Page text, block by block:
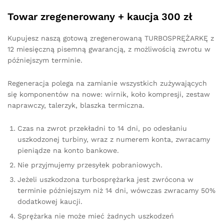
Towar zregenerowany + kaucja 300 zł
Kupujesz naszą gotową zregenerowaną TURBOSPRĘŻARKĘ z
12 miesięczną pisemną gwarancją, z możliwością zwrotu w
późniejszym terminie.
Regeneracja polega na zamianie wszystkich zużywających
się komponentów na nowe: wirnik, koło kompresji, zestaw
naprawczy, talerzyk, blaszka termiczna.
Czas na zwrot przekładni to 14 dni, po odesłaniu
uszkodzonej turbiny, wraz z numerem konta, zwracamy
pieniądze na konto bankowe.
Nie przyjmujemy przesyłek pobraniowych.
Jeżeli uszkodzona turbosprężarka jest zwrócona w
terminie późniejszym niż 14 dni, wówczas zwracamy 50%
dodatkowej kaucji.
Sprężarka nie może mieć żadnych uszkodzeń